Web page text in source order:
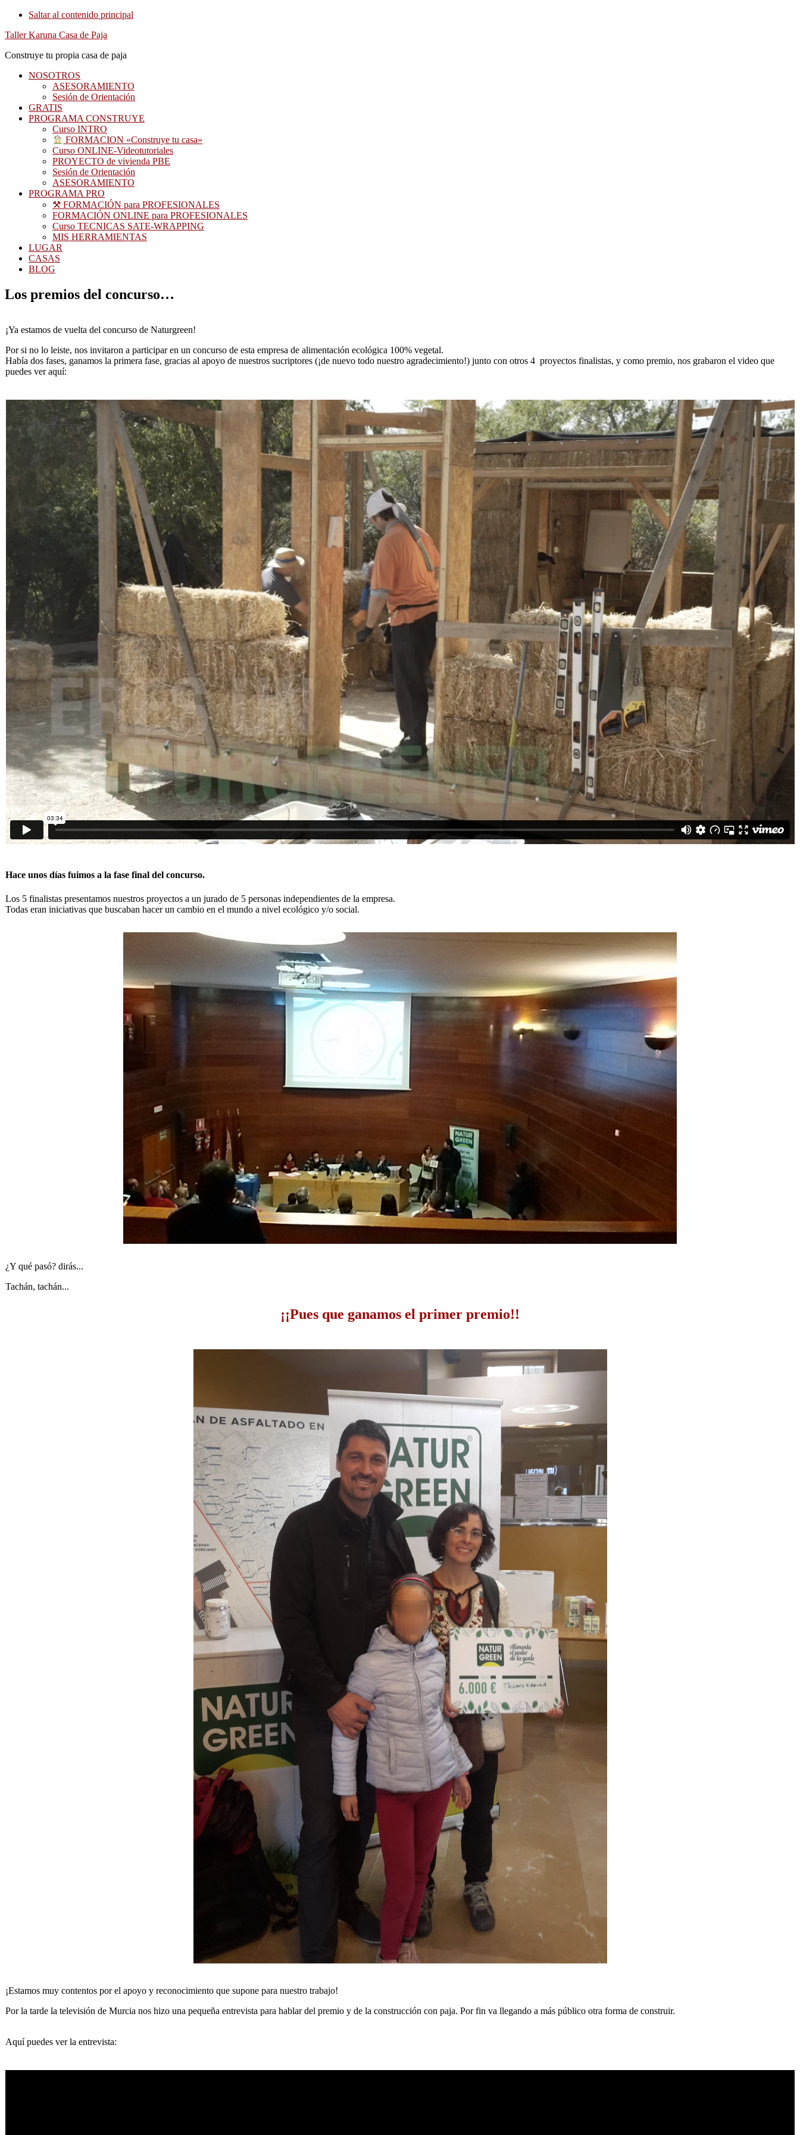
Saltar al contenido principal
Taller Karuna Casa de Paja
Construye tu propia casa de paja
NOSOTROS
ASESORAMIENTO
Sesión de Orientación
GRATIS
PROGRAMA CONSTRUYE
Curso INTRO
FORMACION «Construye tu casa»
Curso ONLINE-Videotutoriales
PROYECTO de vivienda PBE
Sesión de Orientación
ASESORAMIENTO
PROGRAMA PRO
⚒ FORMACIÓN para PROFESIONALES
FORMACIÓN ONLINE para PROFESIONALES
Curso TECNICAS SATE-WRAPPING
MIS HERRAMIENTAS
LUGAR
CASAS
BLOG
Los premios del concurso…
​¡Ya estamos de vuelta del concurso de Naturgreen!
​Por si no lo leiste, nos invitaron a participar en un concurso de esta empresa de alimentación ecológica 100% vegetal.
Había dos fases, ganamos la primera fase, gracias al apoyo de nuestros sucriptores (¡de nuevo todo nuestro agradecimiento!) junto con otros 4 proyectos finalistas, y como premio, nos grabaron el video que
puedes ver aquí:
​​Hace unos días fuimos a la fase final del concurso.
​Los 5 finalistas presentamos nuestros proyectos a un jurado de 5 personas independientes de la empresa.
Todas eran iniciativas que buscaban hacer un cambio en el mundo a nivel ecológico y/o social.
​¿Y qué pasó? dirás...
Tachán, tachán...
¡¡Pues que ganamos el primer premio!!
¡Estamos muy contentos por el apoyo y reconocimiento que supone para nuestro trabajo!
​Por la tarde la televisión de Murcia nos hizo una pequeña entrevista para hablar del premio y de la construcción con paja. Por fin va llegando a más público otra forma de construir.
Aquí puedes ver la entrevista: